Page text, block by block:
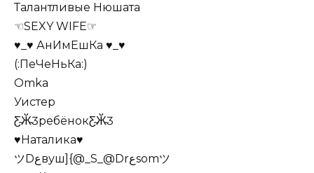
Талантливые Нюшата
☜SEXY WIFE☞
♥_♥ АнИмЕшКа ♥_♥
(:ПеЧеНьКа:)
Omka
Уистер
Ƹ̴Ӂ̴ƷребёнокƸ̴Ӂ̴Ʒ
♥Наталика♥
ツDﻉвуш]{@_S_@Drﻉsomツ